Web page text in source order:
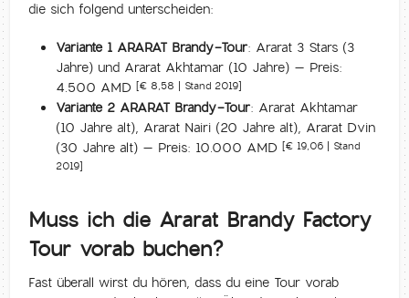
die sich folgend unterscheiden:
Variante 1 ARARAT Brandy-Tour: Ararat 3 Stars (3
Jahre) und Ararat Akhtamar (10 Jahre) – Preis:
4.500 AMD [€ 8,58 | Stand 2019]
Variante 2 ARARAT Brandy-Tour: Ararat Akhtamar
(10 Jahre alt), Ararat Nairi (20 Jahre alt), Ararat Dvin
(30 Jahre alt) – Preis: 10.000 AMD [€ 19,06 | Stand
2019]
Muss ich die Ararat Brandy Factory
Tour vorab buchen?
Fast überall wirst du hören, dass du eine Tour vorab